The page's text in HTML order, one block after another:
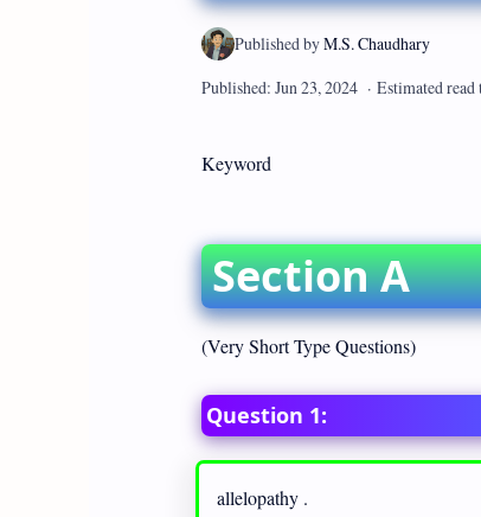
Keyword
Section A
(Very Short Type Questions)
Question 1:
allelopathy .